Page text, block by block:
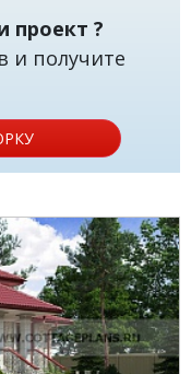
проект ?
и получите